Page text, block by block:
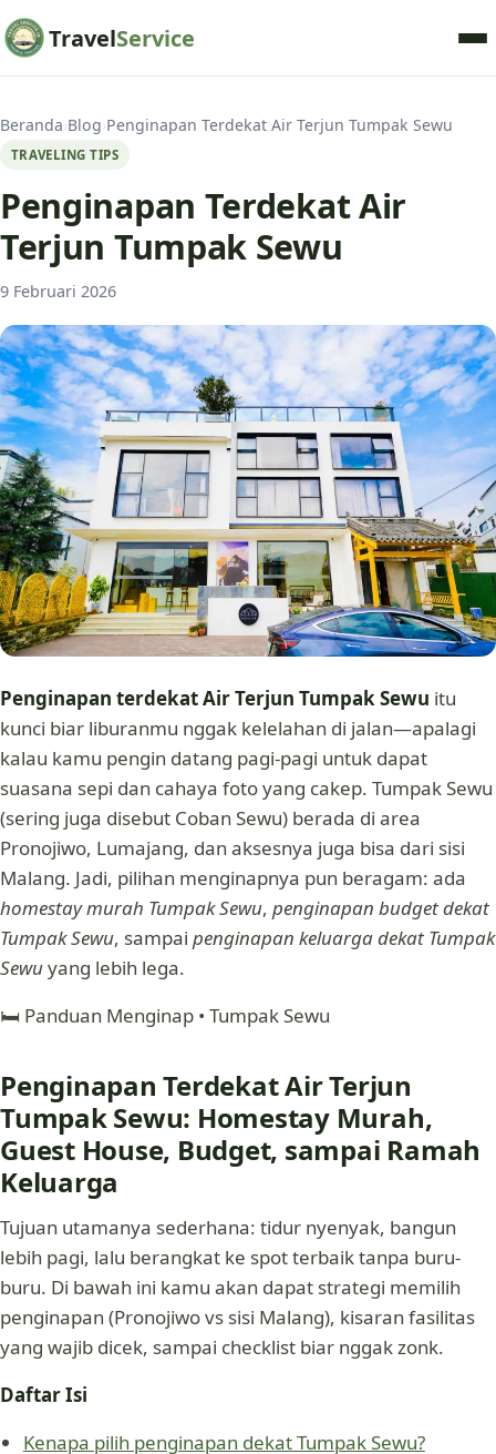
TravelService
Beranda›Blog›Penginapan Terdekat Air Terjun Tumpak Sewu
TRAVELING TIPS
Penginapan Terdekat Air
Terjun Tumpak Sewu
9 Februari 2026
Penginapan terdekat Air Terjun Tumpak Sewu itu
kunci biar liburanmu nggak kelelahan di jalan—apalagi
kalau kamu pengin datang pagi-pagi untuk dapat
suasana sepi dan cahaya foto yang cakep. Tumpak Sewu
(sering juga disebut Coban Sewu) berada di area
Pronojiwo, Lumajang, dan aksesnya juga bisa dari sisi
Malang. Jadi, pilihan menginapnya pun beragam: ada
homestay murah Tumpak Sewu, penginapan budget dekat
Tumpak Sewu, sampai penginapan keluarga dekat Tumpak
Sewuyang lebih lega.
🛏️ Panduan Menginap • Tumpak Sewu
Penginapan Terdekat Air Terjun
Tumpak Sewu: Homestay Murah,
Guest House, Budget, sampai Ramah
Keluarga
Tujuan utamanya sederhana: tidur nyenyak, bangun
lebih pagi, lalu berangkat ke spot terbaik tanpa buru-
buru. Di bawah ini kamu akan dapat strategi memilih
penginapan (Pronojiwo vs sisi Malang), kisaran fasilitas
yang wajib dicek, sampai checklist biar nggak zonk.
Daftar Isi
Kenapa pilih penginapan dekat Tumpak Sewu?